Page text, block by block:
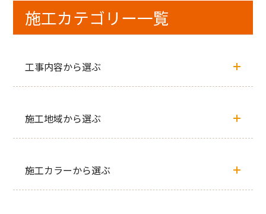
施工カテゴリー一覧
工事内容から選ぶ
施工地域から選ぶ
施工カラーから選ぶ